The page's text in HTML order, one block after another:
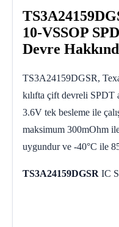
10-VSSOP
Devre
TS3A24159DGSR,
kılıfta çift devreli SPDT
3.6V tek besleme ile
maksimum 300mOhm
uygundur ve -40°C ile
TS3A24159DGSR IC